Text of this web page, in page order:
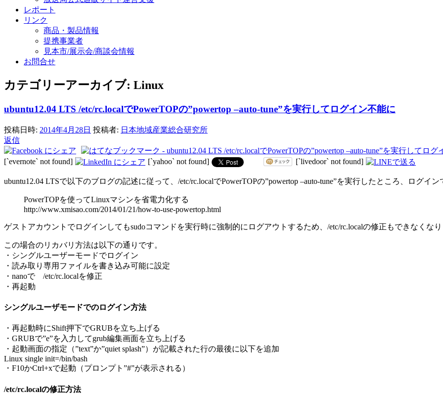
レポート
リンク
商品・製品情報
提携事業者
見本市/展示会/商談会情報
お問合せ
カテゴリーアーカイブ: Linux
ubuntu12.04 LTS /etc/rc.localでPowerTOPの”powertop –auto-tune”を実行してログイン不能に
投稿日時: 2014年4月28日 投稿者: 日本地域産業総合研究所
返信
[`evernote` not found] [`yahoo` not found] [`livedoor` not found]
ubuntu12.04 LTSで以下のブログの記述に従って、/etc/rc.localでPowerTOPの”powertop –auto-tune”を実行したところ、ログイ
PowerTOPを使ってLinuxマシンを省電力化する
http://www.xmisao.com/2014/01/21/how-to-use-powertop.html
ゲストアカウントでログインしてもsudoコマンドを実行時に強制的にログアウトするため、/etc/rc.localの修正もできなくな
この場合のリカバリ方法は以下の通りです。
・シングルユーザーモードでログイン
・読み取り専用ファイルを書き込み可能に設定
・nanoで /etc/rc.localを修正
・再起動
シングルユーザモードでのログイン方法
・再起動時にShift押下でGRUBを立ち上げる
・GRUBで”e”を入力してgrub編集画面を立ち上げる
・起動画面の指定（”text”か”quiet splash”）が記載された行の最後に以下を追加
Linux single init=/bin/bash
・F10かCtrl+xで起動（プロンプト”#”が表示される）
/etc/rc.localの修正方法